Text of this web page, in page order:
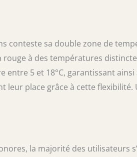
conteste sa double zone de
à des températures
5 et 18°C, garantissant
leur place grâce à cette
la majorité des utilisateurs